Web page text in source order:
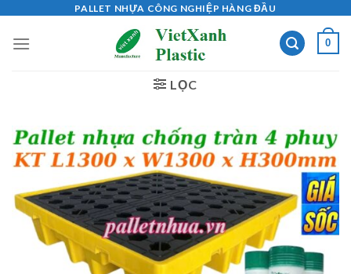
content
PALLET NHỰA CÔNG NGHIỆP HÀNG ĐẦU
0
LỌC